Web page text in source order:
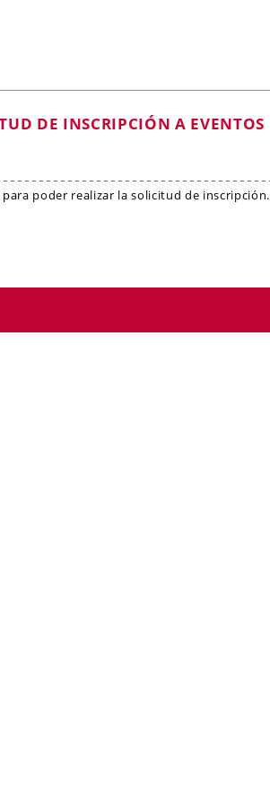
DE INSCRIPCIÓN A EVENTOS
poder realizar la solicitud de inscripción.